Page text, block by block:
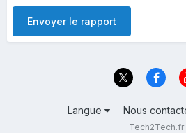
Envoyer le rapport
Langue Nous
Tech2Tech.fr